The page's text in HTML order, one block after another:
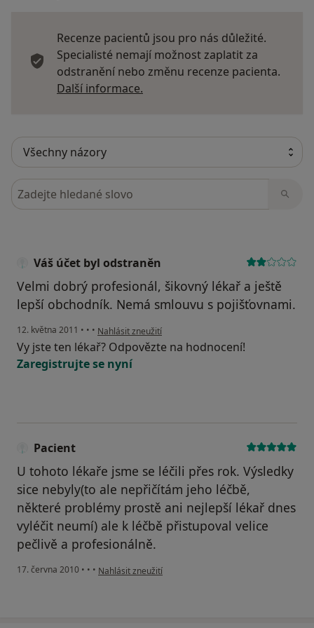
Recenze pacientů jsou pro nás důležité.
Specialisté nemají možnost zaplatit za
odstranění nebo změnu recenze pacienta.
Další informace.
Hledejte v názorech
Váš účet byl odstraněn
Velmi dobrý profesionál, šikovný lékař a ještě
lepší obchodník. Nemá smlouvu s pojišťovnami.
12. května 2011 • • • podle názoru uživatele Váš účet byl odstraněn
Nahlásit zneužití
Vy jste ten lékař? Odpovězte na hodnocení!
Zaregistrujte se nyní
Pacient
U tohoto lékaře jsme se léčili přes rok. Výsledky
sice nebyly(to ale nepřičítám jeho léčbě,
některé problémy prostě ani nejlepší lékař dnes
vyléčit neumí) ale k léčbě přistupoval velice
pečlivě a profesionálně.
17. června 2010 • • • podle názoru uživatele Pacient
Nahlásit zneužití